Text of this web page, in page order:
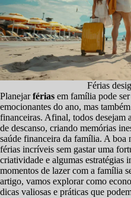
Férias
Planejarférias em família pode
emocionantes do ano, mas
financeiras. Afinal, todos desejam
de descanso, criando memórias
saúde financeira da família. A boa
férias incríveis sem gastar uma
criatividade e algumas estratégias
momentos de lazer com a família
artigo, vamos explorar como
dicas valiosas e práticas que